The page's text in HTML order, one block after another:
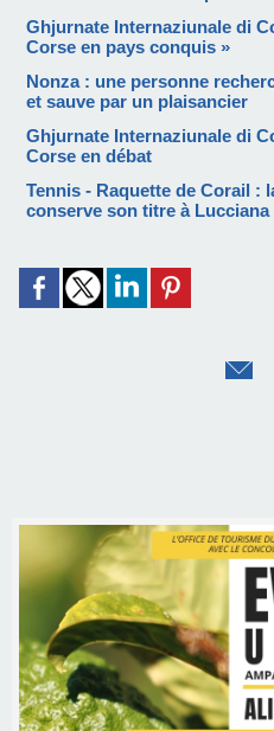
Ghjurnate Internaziunale di
Corse en pays conquis »
Nonza : une personne
et sauve par un plaisancier
Ghjurnate Internaziunale di
Corse en débat
Tennis - Raquette de Corail :
conserve son titre à Lucciana